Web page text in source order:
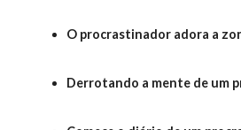
O procrastinador adora a
Derrotando a mente de um